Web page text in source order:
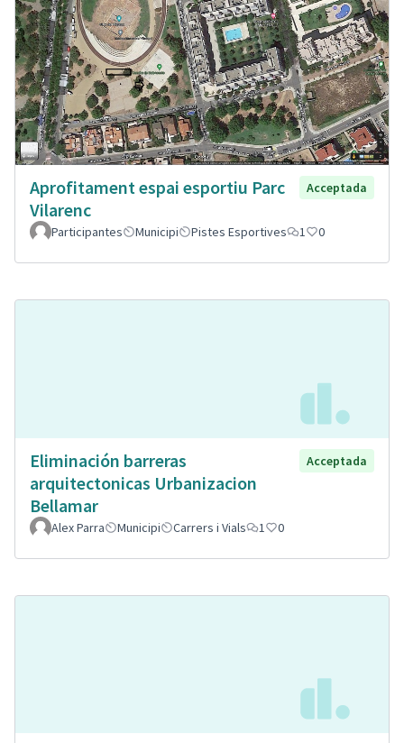
Aprofitament espai esportiu Parc
Vilarenc
Acceptada
Participantes Municipi Pistes Esportives 1 0
Eliminación barreras
arquitectonicas Urbanizacion
Bellamar
Acceptada
Alex Parra Municipi Carrers i Vials 1 0